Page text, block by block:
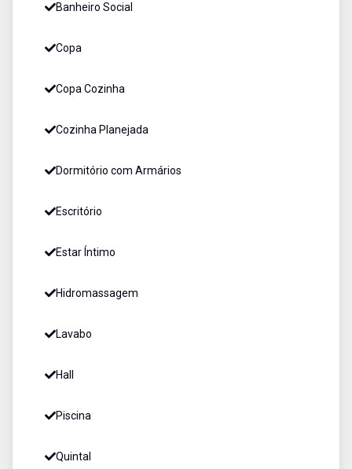
Banheiro Social
Copa
Copa Cozinha
Cozinha Planejada
Dormitório com Armários
Escritório
Estar Íntimo
Hidromassagem
Lavabo
Hall
Piscina
Quintal